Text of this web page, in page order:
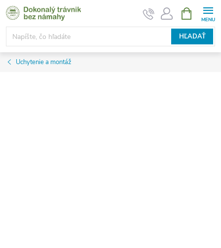
Prejsť
na
obsah
HĽADAŤ
KOŠÍK
Uchytenie a montáž